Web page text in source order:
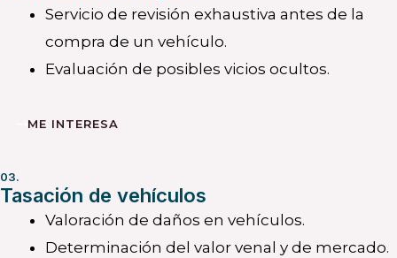
Servicio de revisión exhaustiva antes de la
compra de un vehículo.
Evaluación de posibles vicios ocultos.
ME INTERESA
03.
Tasación de vehículos
Valoración de daños en vehículos.
Determinación del valor venal y de mercado.